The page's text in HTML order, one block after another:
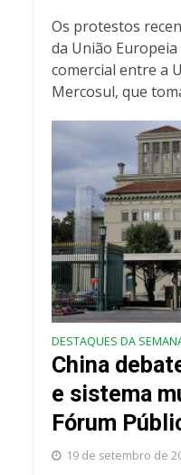
Os protestos
da União
comercial entre a
Mercosul, que
DESTAQUES DA
China
e sistema
Fórum
19 de setembro de